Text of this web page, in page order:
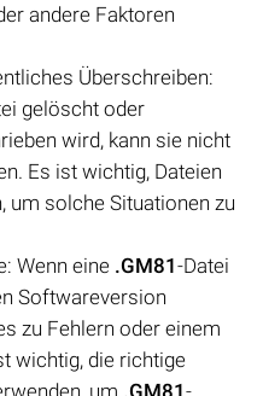
andere Faktoren
Überschreiben:
gelöscht oder
wird, kann sie nicht
Es ist wichtig, Dateien
um solche Situationen zu
Wenn eine .GM81-Datei
Softwareversion
zu Fehlern oder einem
wichtig, die richtige
um .GM81-